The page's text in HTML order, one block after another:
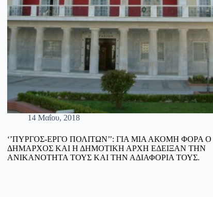
14 Μαΐου, 2018
‘’ΠΥΡΓΟΣ-ΕΡΓΟ ΠΟΛΙΤΩΝ’’: ΓΙΑ ΜΙΑ ΑΚΟΜΗ ΦΟΡΑ Ο
ΔΗΜΑΡΧΟΣ ΚΑΙ Η ΔΗΜΟΤΙΚΗ ΑΡΧΗ ΕΔΕΙΞΑΝ ΤΗΝ
ΑΝΙΚΑΝΟΤΗΤΑ ΤΟΥΣ ΚΑΙ ΤΗΝ ΑΔΙΑΦΟΡΙΑ ΤΟΥΣ.